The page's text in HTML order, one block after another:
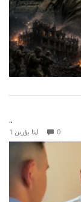
..
1 اپتا بۇرىن 0